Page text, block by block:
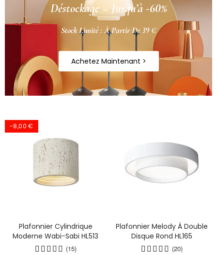
Déstockage – Jusqu’à -60%
Stock Limité : À Partir De 39 €
Achetez Maintenant >
-8,00 €
Plafonnier Cylindrique
Moderne Wabi-Sabi HL513
(15)
Plafonnier Melody À Double
Disque Rond HL165
(20)